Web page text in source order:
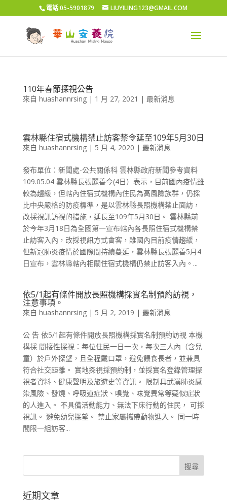
電話:05-5901879 LIUYILING123@GMAIL.COM
110年春節探視公告
來自 huashannrsing| 1 月 27, 2021 | 最新消息
雲林縣住宿式機構禁止訪客禁令延至109年5月30日
來自 huashannrsing| 5 月 4, 2020 | 最新消息
發布單位：新聞處-公共關係科 雲林縣政府新聞參考資料
109.05.04 雲林縣長張麗善今(4日）表示，目前國內疫情雖
較為趨緩，但轄內住宿式機構內住民為高風險族群，仍採
比中央嚴格的防疫標準，是以雲林縣長照機構禁止面訪，
改採視訊訪視的措施，延長至109年5月30日。 雲林縣前
於今年3月18日為全國第一宣布轄內各長照住宿式機構禁
止訪客入內，改採視訊方式會客，雖國內目前疫情趨緩，
但新冠肺炎疫情於國際間持續蔓延，雲林縣長張麗善5月4
日宣布，雲林縣轄內相關住宿式機構仍禁止訪客入內。...
依5/1起有條件開放長照機構採實名制預約訪視，
注意事項。
來自 huashannrsing| 5 月 2, 2019 | 最新消息
公 告 依5/1起有條件開放長照機構採實名制預約訪視 本機
構採 間接性探視：每位住民一日一次，每次三人內（含兒
童）於戶外探望，且全程戴口罩，避免餵食長者，並兼具
符合社交距離。 實地探視採預約制，並採實名登錄管理探
視者資料、健康聲明及旅遊史等資訊。 限制具武漢肺炎感
染風險、發燒、呼吸道症狀、嗅覺、味覺異常等疑似症狀
的人進入。 不具備活動能力、無法下床行動的住民， 可採
視訊。 避免幼兒探望。 禁止家屬攜帶動物進入。 同一時
間限一組訪客...
近期文章